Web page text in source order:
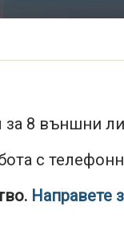
за 8 външни
с
Hаправете